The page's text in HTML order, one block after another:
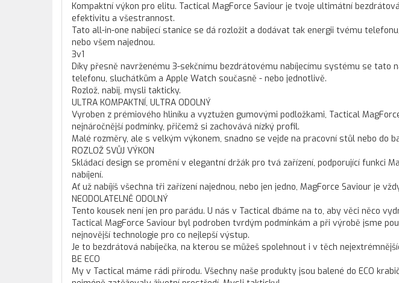
Kompaktní výkon pro elitu. Tactical MagForce Saviour je tvoje ultimátní
efektivitu a všestrannost.
Tato all-in-one nabíjecí stanice se dá rozložit a dodávat tak energii tvému
nebo všem najednou.
3v1
Díky přesně navrženému 3-sekčnímu bezdrátovému nabíjecímu systému se tato
telefonu, sluchátkům a Apple Watch současně - nebo jednotlivě.
Rozlož, nabij, mysli takticky.
ULTRA KOMPAKTNÍ, ULTRA ODOLNÝ
Vyroben z prémiového hliníku a vyztužen gumovými podložkami, Tactical
nejnáročnější podmínky, přičemž si zachovává nízký profil.
Malé rozměry, ale s velkým výkonem, snadno se vejde na pracovní stůl nebo do
ROZLOŽ SVŮJ VÝKON
Skládací design se promění v elegantní držák pro tvá zařízení, podporující funkci
nabíjení.
Ať už nabíjíš všechna tři zařízení najednou, nebo jen jedno, MagForce Saviour je
NEODOLATELNĚ ODOLNÝ
Tento kousek není jen pro parádu. U nás v Tactical dbáme na to, aby věci něco
Tactical MagForce Saviour byl podroben tvrdým podmínkám a při výrobě jsme
nejnovější technologie pro co nejlepší výstup.
Je to bezdrátová nabíječka, na kterou se můžeš spolehnout i v těch
BE ECO
My v Tactical máme rádi přírodu. Všechny naše produkty jsou balené do ECO